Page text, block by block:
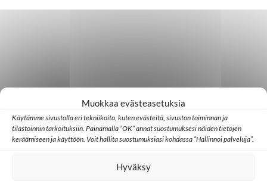
Muokkaa evästeasetuksia
Käytämme sivustolla eri tekniikoita, kuten evästeitä, sivuston toiminnan ja
tilastoinnin tarkoituksiin. Painamalla ”OK” annat suostumuksesi näiden tietojen
keräämiseen ja käyttöön. Voit hallita suostumuksiasi kohdassa ”Hallinnoi palveluja”.
Hyväksy